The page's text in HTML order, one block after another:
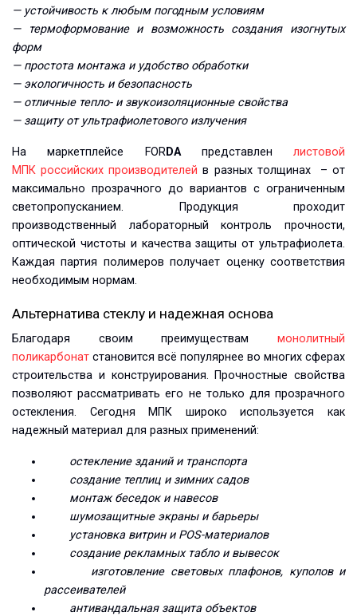
— устойчивость к любым погодным условиям
—термоформование и возможность создания изогнутых
форм
— простота монтажа и удобство обработки
— экологичность и безопасность
— отличные тепло- и звукоизоляционные свойства
— защиту от ультрафиолетового излучения
На маркетплейсе FORDAпредставлен листовой
МПК российских производителей в разных толщинах – от
максимально прозрачного до вариантов с ограниченным
светопропусканием. Продукция проходит
производственный лабораторный контроль прочности,
оптической чистоты и качества защиты от ультрафиолета.
Каждая партия полимеров получает оценку соответствия
необходимым нормам.
Альтернатива стеклу и надежная основа
Благодаря своим преимуществам монолитный
поликарбонат становится всё популярнее во многих сферах
строительства и конструирования. Прочностные свойства
позволяют рассматривать его не только для прозрачного
остекления. Сегодня МПК широко используется как
надежный материал для разных применений:
остекление зданий и транспорта
создание теплиц и зимних садов
монтаж беседок и навесов
шумозащитные экраны и барьеры
установка витрин и POS-материалов
создание рекламных табло и вывесок
изготовление световых плафонов, куполов и
рассеивателей
антивандальная защита объектов